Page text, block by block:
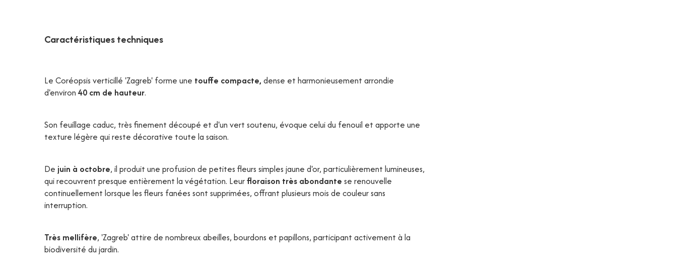
Caractéristiques techniques
Le Coréopsis verticillé 'Zagreb' forme une touffe compacte, dense et harmonieusement arrondie
d'environ40 cm de hauteur.
Son feuillage caduc, très finement découpé et d'un vert soutenu, évoque celui du fenouil et apporte une
texture légère qui reste décorative toute la saison.
De juin à octobre, il produit une profusion de petites fleurs simples jaune d'or, particulièrement lumineuses,
qui recouvrent presque entièrement la végétation. Leurfloraison très abondante se renouvelle
continuellement lorsque les fleurs fanées sont supprimées, offrant plusieurs mois de couleur sans
interruption.
Très mellifère, 'Zagreb' attire de nombreux abeilles, bourdons et papillons, participant activement à la
biodiversité du jardin.